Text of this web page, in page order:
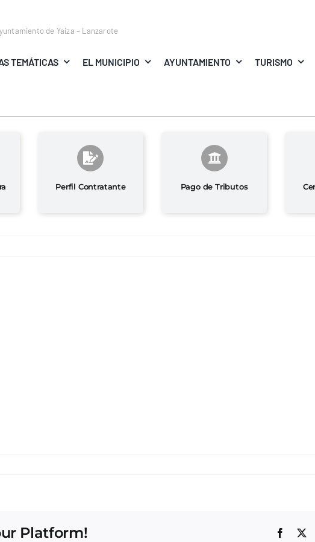
de Yaiza – Lanzarote
TEMÁTICAS EL MUNICIPIO AYUNTAMIENTO TURISMO
Perfil Contratante Pago de Tributos
Platform! X